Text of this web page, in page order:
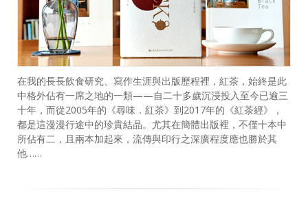
在我的長長飲食研究、寫作生涯與出版歷程裡，紅茶，始終是此
中格外佔有一席之地的一類——自二十多歲沉浸投入至今已逾三
十年，而從2005年的《尋味．紅茶》到2017年的《紅茶經》，
都是這漫漫行途中的珍貴結晶。尤其在簡體出版裡，不僅十本中
所佔有二，且兩本加起來，流傳與印行之深廣程度應也勝於其
他……